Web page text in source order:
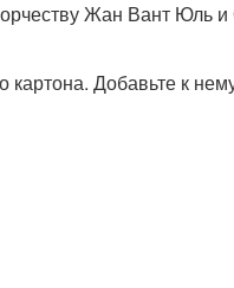
Жан Вант Юль
Добавьте к